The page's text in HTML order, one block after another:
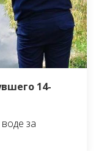
14-
за